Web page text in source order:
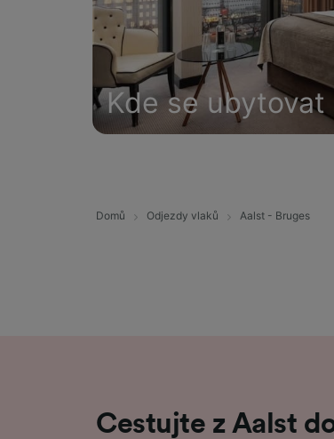
Kde se ubytovat
Domů Odjezdy vlaků Aalst - Bruges
Cestujte z Aalst